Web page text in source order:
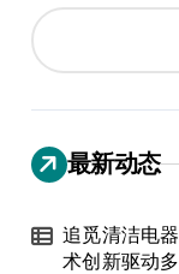
最新动态
追觅清洁电
术创新驱动